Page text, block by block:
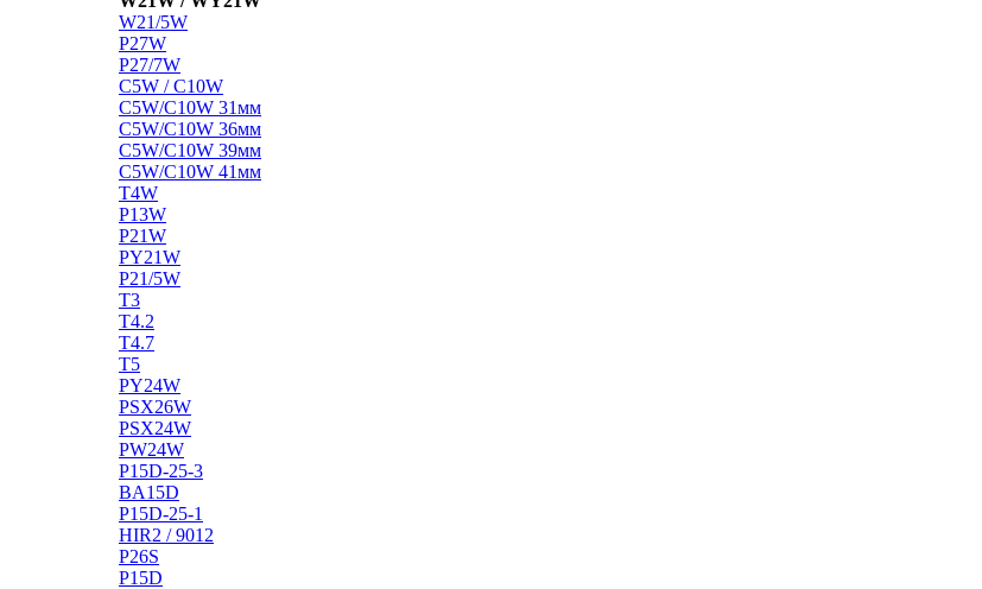
W21/5W
P27W
P27/7W
C5W / C10W
C5W/C10W 31мм
C5W/C10W 36мм
C5W/C10W 39мм
C5W/C10W 41мм
T4W
P13W
P21W
PY21W
P21/5W
T3
T4.2
T4.7
T5
PY24W
PSX26W
PSX24W
PW24W
P15D-25-3
BA15D
P15D-25-1
HIR2 / 9012
P26S
P15D